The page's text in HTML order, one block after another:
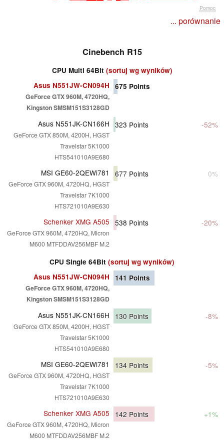
Pomoc
... porównanie
Cinebench R15
CPU Multi 64Bit (sortuj wg wyników)
Asus N551JW-CN094H
GeForce GTX 960M, 4720HQ,
Kingston SMSM151S3128GD
675 Points
Asus N551JK-CN166H
GeForce GTX 850M, 4200H, HGST
Travelstar 5K1000
HTS541010A9E680
323 Points -52%
MSI GE60-2QEWi781
GeForce GTX 960M, 4720HQ, HGST
Travelstar 7K1000
HTS721010A9E630
677 Points 0%
Schenker XMG A505
GeForce GTX 960M, 4720HQ, Micron
M600 MTFDDAV256MBF M.2
538 Points -20%
CPU Single 64Bit (sortuj wg wyników)
Asus N551JW-CN094H
GeForce GTX 960M, 4720HQ,
Kingston SMSM151S3128GD
141 Points
Asus N551JK-CN166H
GeForce GTX 850M, 4200H, HGST
Travelstar 5K1000
HTS541010A9E680
130 Points -8%
MSI GE60-2QEWi781
GeForce GTX 960M, 4720HQ, HGST
Travelstar 7K1000
HTS721010A9E630
134 Points -5%
Schenker XMG A505
GeForce GTX 960M, 4720HQ, Micron
M600 MTFDDAV256MBF M.2
142 Points +1%